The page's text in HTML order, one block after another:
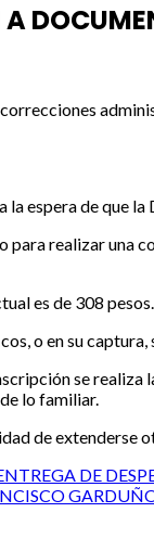
espera de que
realizar
es de 308 pesos.
o en su captura,
se
lo familiar.
de extenderse
DE